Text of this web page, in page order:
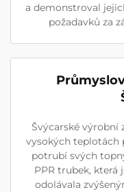
a demonstroval
požadavků za
Švýcarské výrobní
vysokých teplotách
potrubí svých
PPR trubek, která
odolávala